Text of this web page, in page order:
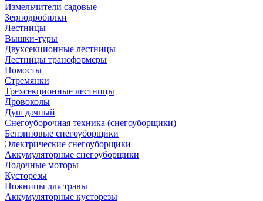
Измельчители садовые
Зернодробилки
Лестницы
Вышки-туры
Двухсекционные лестницы
Лестницы трансформеры
Помосты
Стремянки
Трехсекционные лестницы
Дровоколы
Душ дачный
Снегоуборочная техника (снегоуборщики)
Бензиновые снегоуборщики
Электрические снегоуборщики
Аккумуляторные снегоуборщики
Лодочные моторы
Кусторезы
Ножницы для травы
Аккумуляторные кусторезы